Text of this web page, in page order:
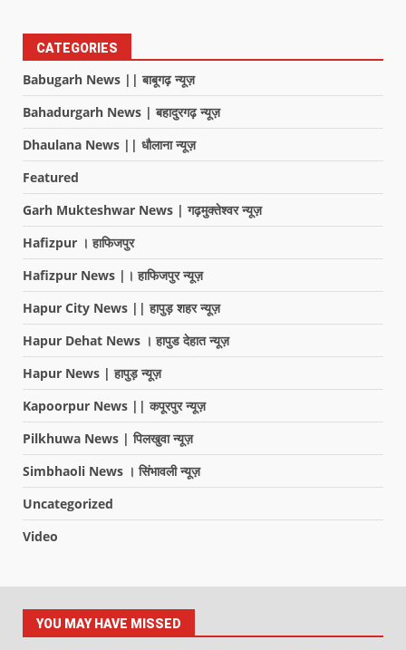
CATEGORIES
Babugarh News || बाबूगढ़ न्यूज़
Bahadurgarh News | बहादुरगढ़ न्यूज़
Dhaulana News || धौलाना न्यूज़
Featured
Garh Mukteshwar News | गढ़मुक्तेश्वर न्यूज़
Hafizpur । हाफिजपुर
Hafizpur News |। हाफिजपुर न्यूज़
Hapur City News || हापुड़ शहर न्यूज़
Hapur Dehat News । हापुड देहात न्यूज़
Hapur News | हापुड़ न्यूज़
Kapoorpur News || कपूरपुर न्यूज़
Pilkhuwa News | पिलखुवा न्यूज़
Simbhaoli News । सिंभावली न्यूज़
Uncategorized
Video
YOU MAY HAVE MISSED